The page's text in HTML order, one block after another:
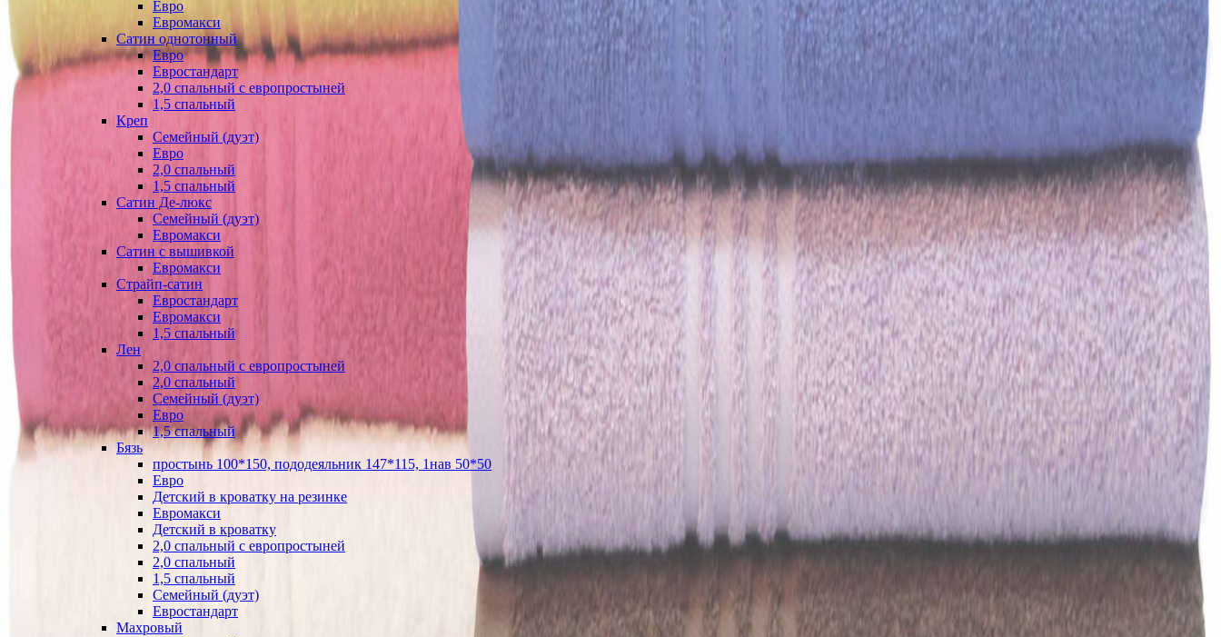
Евро
Евромакси
Сатин однотонный
Евро
Евростандарт
2,0 спальный с европростыней
1,5 спальный
Креп
Семейный (дуэт)
Евро
2,0 спальный
1,5 спальный
Сатин Де-люкс
Семейный (дуэт)
Евромакси
Сатин с вышивкой
Евромакси
Страйп-сатин
Евростандарт
Евромакси
1,5 спальный
Лен
2,0 спальный с европростыней
2,0 спальный
Семейный (дуэт)
Евро
1,5 спальный
Бязь
простынь 100*150, пододеяльник 147*115, 1нав 50*50
Евро
Детский в кроватку на резинке
Евромакси
Детский в кроватку
2,0 спальный с европростыней
2,0 спальный
1,5 спальный
Семейный (дуэт)
Евростандарт
Махровый